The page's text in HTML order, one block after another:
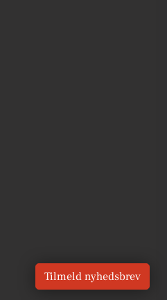
Tilmeld nyhedsbrev